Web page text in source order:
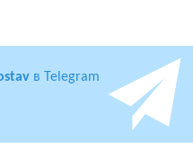
в Telegram